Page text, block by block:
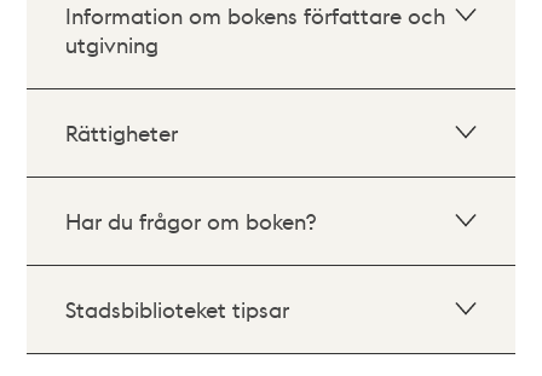
Information om bokens författare och
utgivning
Rättigheter
Har du frågor om boken?
Stadsbiblioteket tipsar